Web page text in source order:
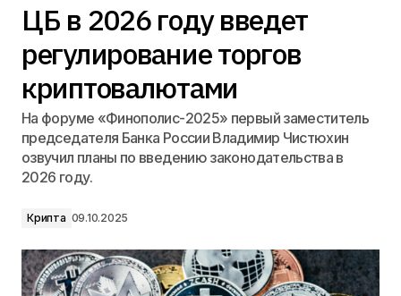
ЦБ в 2026 году введет
регулирование торгов
криптовалютами
На форуме «Финополис-2025» первый заместитель
председателя Банка России Владимир Чистюхин
озвучил планы по введению законодательства в
2026 году.
Крипта 09.10.2025